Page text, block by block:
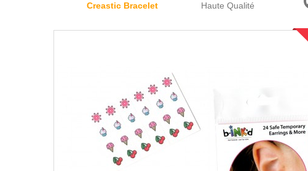
Creastic Bracelet
Haute Qualité